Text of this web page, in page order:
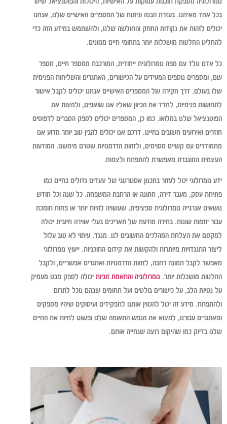
בכל אחד מאיתנו. בעזרת הבנה וניתוח של המספרים האישיים שלנו, אנחנו
יכולים לזהות את נקודות החוזק והחולשה שלנו, ולהשתמש במידע הזה כדי
להחליט החלטות מושכלות יותר בתחומי חיים מגוונים.
כל אדם נולד עם מפה נומרולוגית ייחודית, המורכבת ממספר חיים, מספר
שם, ומספרים נוספים המעידים על הכישורים, האתגרים והשליחות הפנימית
שלו בעולם. דרך חקירה של המספרים האישיים אנחנו יכולים לקבל אישור
לתחושות פנימיות, לחדד את הכיוון שאליו אנו שואפים, ולמצות את
הפוטנציאל שלנו במלואו. כמו כן, המספרים יכולים לספק הסברים לדפוסים
חוזרים ואירועים חשובים בחיינו. דרכם אנו יכולים להבין טוב יותר מדוע אנו
מתמודדים עם קשיים מסוימים, ולזהות הזדמנויות שטרם מימשנו. המודעות
העצמית המוגברת מאפשרת להתפתח ולצמוח.
ידע נומרולוגי יכול לעזור בתכנון אסטרטגי של צעדים גדולים בחיים כמו
פתיחת עסק, מעבר דירה, חתונה או הרחבת המשפחה. כל שנה וכל חודש
נושאים אנרגייה נומרולוגית ספציפית, שעשויה להיות יותר או פחות תומכת
עבור יוזמות שונות. בחירה מודעת של תאריכים בעלי אווירה חיובית יכולה
למקסם את הצלחת המהלכים החשובים לנו. מנגד, עיתוי לא טוב עלול
ליצור התנגדויות מיותרות ולהקשות את קידום התוכניות. ייעוץ נומרולוגי
מאפשר לקבל תמונה רחבה, לזהות הזדמנויות ואתגרים אפשריים, ולקבל
החלטות מושכלות יותר. נומרולוגיה והתאמת זוגיות יכולה לספק מבט מעמיק
על נטיות הלב, על כישורים בולטים ועל תחומים שבהם נוכל לתרום
ולהתפתח. מידע זה יכול להכווין אותנו לתפקידים ועיסוקים שיהיו מספקים
ומאתגרים עבורנו, למצוא את הנפש התאומה שלנו ופשוט לחיות את החיים
שלנו בדיוק כמו שהיקום רוצה שנחייה אותם.